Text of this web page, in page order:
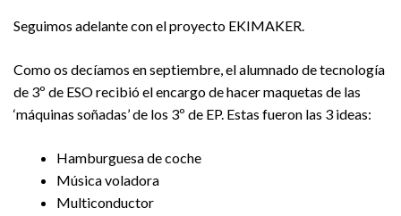
Seguimos adelante con el proyecto EKIMAKER.
Como os decíamos en septiembre, el alumnado de tecnología
de 3º de ESO recibió el encargo de hacer maquetas de las
‘máquinas soñadas’ de los 3º de EP. Estas fueron las 3 ideas:
Hamburguesa de coche
Música voladora
Multiconductor